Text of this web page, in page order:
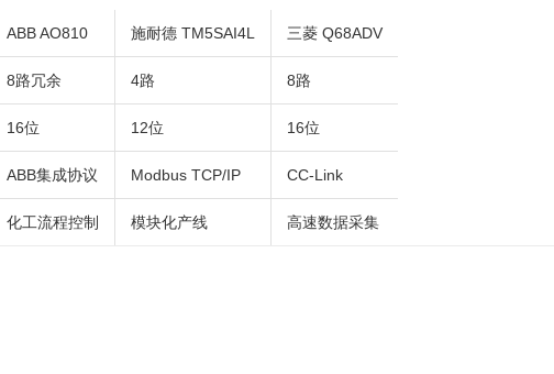
ABB AO810 施耐德 TM5SAI4L 三菱 Q68ADV
8路冗余 4路 8路
16位 12位 16位
ABB集成协议 Modbus TCP/IP CC-Link
化工流程控制 模块化产线 高速数据采集